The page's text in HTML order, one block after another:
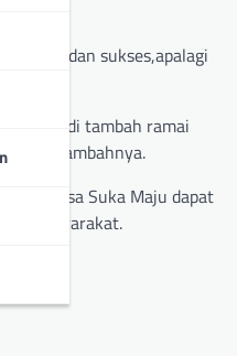
lancar dan sukses,apalagi
kita jadi tambah ramai
baik,” tambahnya.
di Desa Suka Maju dapat
masyarakat.